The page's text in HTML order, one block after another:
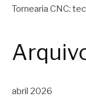
Tornearia CNC:
abril 2026